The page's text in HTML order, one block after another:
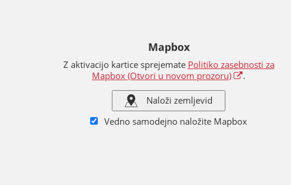
Mapbox
Z aktivacijo kartice sprejemate Politiko zasebnosti za
Mapbox(Otvori u novom prozoru) .
Naloži zemljevid
Vedno samodejno naložite Mapbox